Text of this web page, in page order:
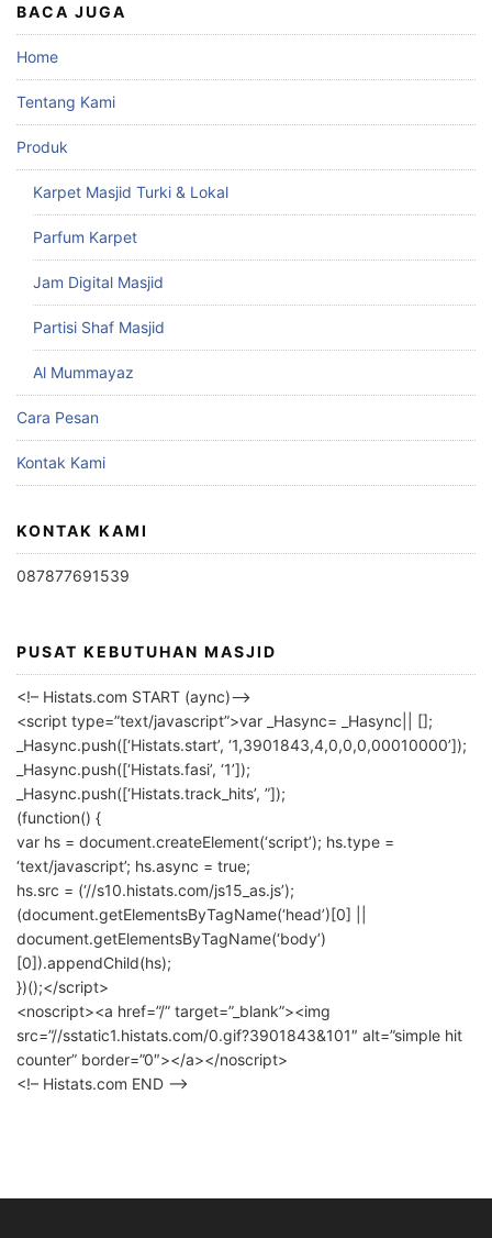
BACA JUGA
Home
Tentang Kami
Produk
Karpet Masjid Turki & Lokal
Parfum Karpet
Jam Digital Masjid
Partisi Shaf Masjid
Al Mummayaz
Cara Pesan
Kontak Kami
KONTAK KAMI
087877691539
PUSAT KEBUTUHAN MASJID
<!– Histats.com START (aync)–>
<script type=”text/javascript”>var _Hasync= _Hasync|| [];
_Hasync.push([‘Histats.start’, ‘1,3901843,4,0,0,0,00010000’]);
_Hasync.push([‘Histats.fasi’, ‘1’]);
_Hasync.push([‘Histats.track_hits’, ”]);
(function() {
var hs = document.createElement(‘script’); hs.type =
‘text/javascript’; hs.async = true;
hs.src = (‘//s10.histats.com/js15_as.js’);
(document.getElementsByTagName(‘head’)[0] ||
document.getElementsByTagName(‘body’)
[0]).appendChild(hs);
})();</script>
<noscript><a href=”/” target=”_blank”><img
src=”//sstatic1.histats.com/0.gif?3901843&101″ alt=”simple hit
counter” border=”0″></a></noscript>
<!– Histats.com END –>